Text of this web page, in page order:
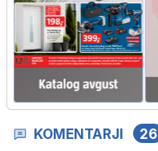
KOMENTARJI 26